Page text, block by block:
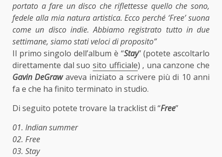
portato a fare un disco che riflettesse quello che sono,
fedele alla mia natura artistica. Ecco perché ‘Free’ suona
come un disco indie. Abbiamo registrato tutto in due
settimane, siamo stati veloci di proposito”
Il primo singolo dell’album è “Stay” (potete ascoltarlo
direttamente dal suo sito ufficiale) , una canzone che
Gavin DeGrawaveva iniziato a scrivere più di 10 anni
fa e che ha finito terminato in studio.
Di seguito potete trovare la tracklist di “Free”
01. Indian summer
02. Free
03. Stay